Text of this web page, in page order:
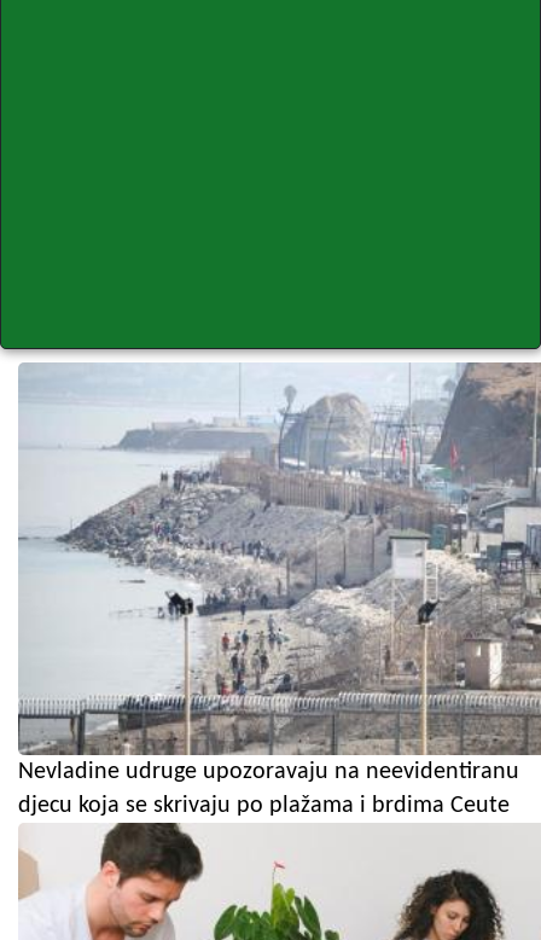
Nevladine udruge upozoravaju na neevidentiranu
djecu koja se skrivaju po plažama i brdima Ceute